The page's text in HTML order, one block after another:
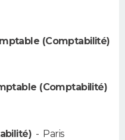
(Comptabilité)
(Comptabilité)
- Paris